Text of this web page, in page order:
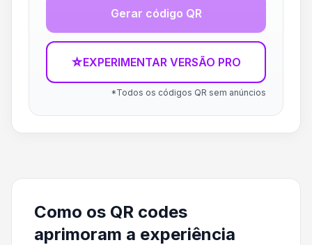
Gerar código QR
☆EXPERIMENTAR VERSÃO PRO
*Todos os códigos QR sem anúncios
Como os QR codes
aprimoram a experiência